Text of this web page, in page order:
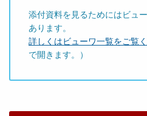
添付資料を見るためにはビュ
あります。
詳しくはビューワ一覧をご覧く
で開きます。）